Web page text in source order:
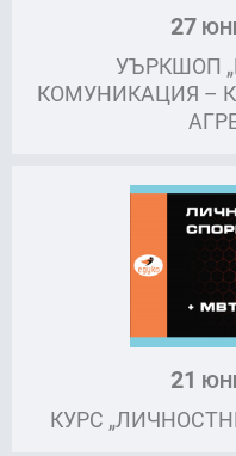
27
УЪРКШОП
КОМУНИКАЦИЯ –
21
КУРС